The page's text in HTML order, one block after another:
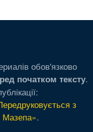
обов'язково
початком тексту.
з
Мазепа».